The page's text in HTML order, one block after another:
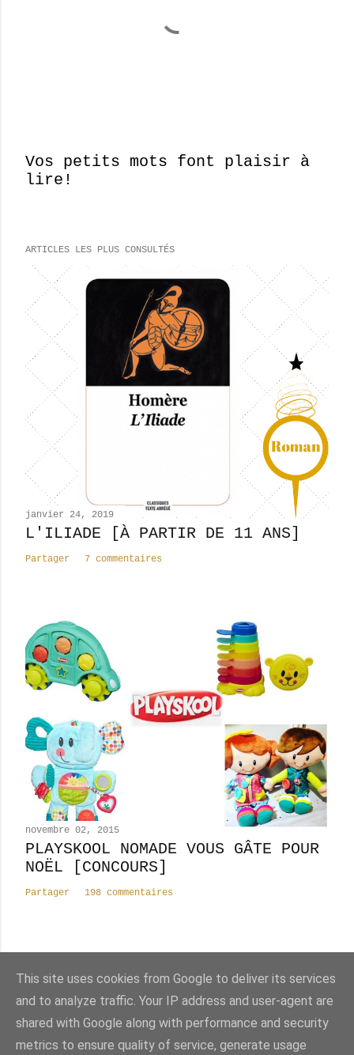
E
g
t
r
c
m
n
t
i
Vos petits mots font plaisir à
lire!
ARTICLES LES PLUS CONSULTÉS
janvier 24, 2019
L'ILIADE [À PARTIR DE 11 ANS]
Partager 7 commentaires
novembre 02, 2015
PLAYSKOOL NOMADE VOUS GÂTE POUR
NOËL [CONCOURS]
Partager 198 commentaires
Fourni par Blogger
This site uses cookies from Google to deliver its services
and to analyze traffic. Your IP address and user-agent are
shared with Google along with performance and security
metrics to ensure quality of service, generate usage